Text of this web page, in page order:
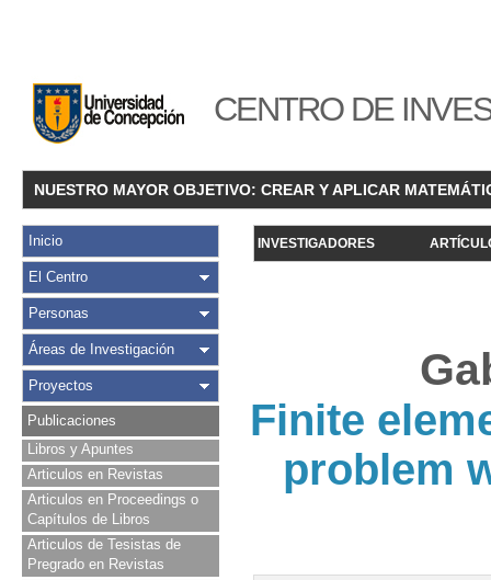
CENTRO DE
NUESTRO MAYOR OBJETIVO: CREAR Y APLICAR
Inicio
El Centro
Personas
Áreas de Investigación
Proyectos
Publicaciones
Libros y Apuntes
Articulos en Revistas
Articulos en Proceedings o
Capítulos de Libros
Articulos de Tesistas de
Pregrado en Revistas
INVESTIGADORES
Finite
problem